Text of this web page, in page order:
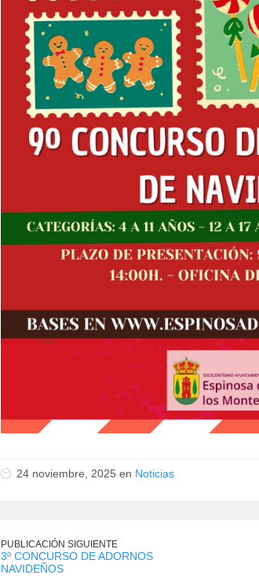
24 noviembre, 2025 en Noticias
PUBLICACIÓN SIGUIENTE
3º CONCURSO DE ADORNOS
NAVIDEÑOS